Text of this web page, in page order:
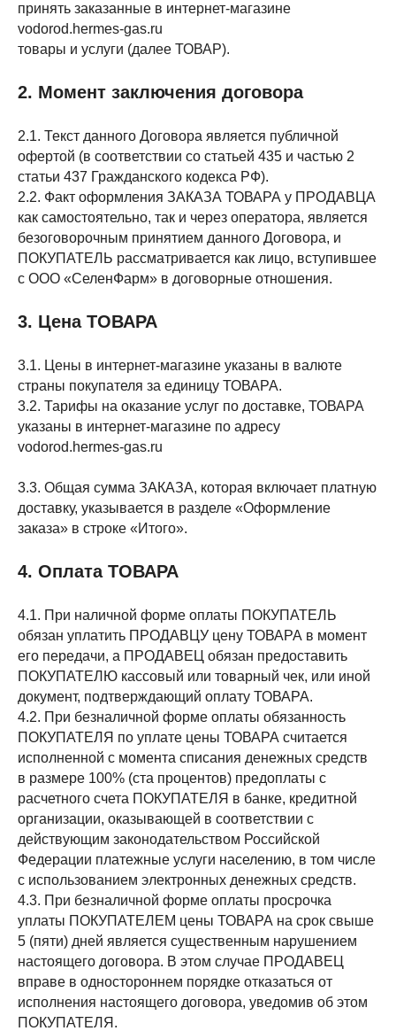
принять заказанные в интернет-магазине
vodorod.hermes-gas.ru
товары и услуги (далее ТОВАР).
2. Момент заключения договора
2.1. Текст данного Договора является публичной
офертой (в соответствии со статьей 435 и частью 2
статьи 437 Гражданского кодекса РФ).
2.2. Факт оформления ЗАКАЗА ТОВАРА у ПРОДАВЦА
как самостоятельно, так и через оператора, является
безоговорочным принятием данного Договора, и
ПОКУПАТЕЛЬ рассматривается как лицо, вступившее
с ООО «СеленФарм» в договорные отношения.
3. Цена ТОВАРА
3.1. Цены в интернет-магазине указаны в валюте
страны покупателя за единицу ТОВАРА.
3.2. Тарифы на оказание услуг по доставке, ТОВАРА
указаны в интернет-магазине по адресу
vodorod.hermes-gas.ru
3.3. Общая сумма ЗАКАЗА, которая включает платную
доставку, указывается в разделе «Оформление
заказа» в строке «Итого».
4. Оплата ТОВАРА
4.1. При наличной форме оплаты ПОКУПАТЕЛЬ
обязан уплатить ПРОДАВЦУ цену ТОВАРА в момент
его передачи, а ПРОДАВЕЦ обязан предоставить
ПОКУПАТЕЛЮ кассовый или товарный чек, или иной
документ, подтверждающий оплату ТОВАРА.
4.2. При безналичной форме оплаты обязанность
ПОКУПАТЕЛЯ по уплате цены ТОВАРА считается
исполненной с момента списания денежных средств
в размере 100% (ста процентов) предоплаты с
расчетного счета ПОКУПАТЕЛЯ в банке, кредитной
организации, оказывающей в соответствии с
действующим законодательством Российской
Федерации платежные услуги населению, в том числе
с использованием электронных денежных средств.
4.3. При безналичной форме оплаты просрочка
уплаты ПОКУПАТЕЛЕМ цены ТОВАРА на срок свыше
5 (пяти) дней является существенным нарушением
настоящего договора. В этом случае ПРОДАВЕЦ
вправе в одностороннем порядке отказаться от
исполнения настоящего договора, уведомив об этом
ПОКУПАТЕЛЯ.